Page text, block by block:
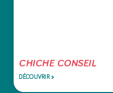
CHICHE CONSEIL
DÉCOUVRIR »